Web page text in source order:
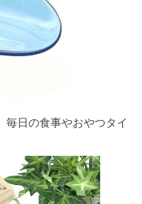
毎日の食事やおやつタイ